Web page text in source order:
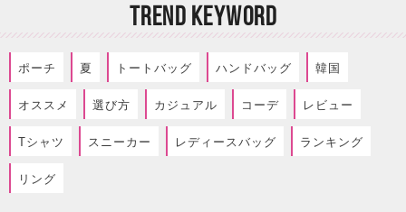
TREND KEYWORD
ポーチ 夏 トートバッグ ハンドバッグ 韓国
オススメ 選び方 カジュアル コーデ レビュー
Tシャツ スニーカー レディースバッグ ランキング
リング